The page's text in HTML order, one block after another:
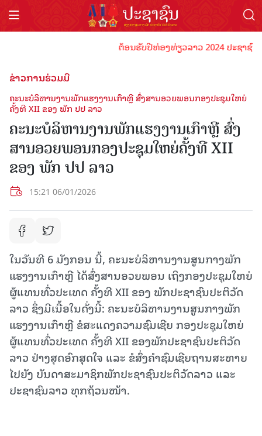
ຕ້ອນຮັບປີທ່ອງທ່ຽວລາວ 2024 ປະຊາຊົ
ຂ່າວການຮ່ວມມື
ຄະນະບໍລິຫານງານພັກແຮງງານເກົາຫຼີ ສົ່ງສານອວຍພອນກອງປະຊຸມໃຫຍ່
ຄັ້ງທີ XII ຂອງ ພັກ ປປ ລາວ
ຄະນະບໍລິຫານງານພັກແຮງງານເກົາຫຼີ ສົ່ງ
ສານອວຍພອນກອງປະຊຸມໃຫຍ່ຄັ້ງທີ XII
ຂອງ ພັກ ປປ ລາວ
15:21 06/01/2026
ໃນວັນທີ 6 ມັງກອນ ນີ້, ຄະນະບໍລິຫານງານສູນກາງພັກ
ແຮງງານເກົາຫຼີ ໄດ້ສົ່ງສານອວຍພອນ ເຖິງກອງປະຊຸມໃຫຍ່
ຜູ້ແທນທົ່ວປະເທດ ຄັ້ງທີ XII ຂອງ ພັກປະຊາຊົນປະຕິວັດ
ລາວ ຊຶ່ງມີເນື້ອໃນດັ່ງນີ້: ຄະນະບໍລິຫານງານສູນກາງພັກ
ແຮງງານເກົາຫຼີ ຂໍສະແດງຄວາມຊົມເຊີຍ ກອງປະຊຸມໃຫຍ່
ຜູ້ແທນທົ່ວປະເທດ ຄັ້ງທີ XII ຂອງພັກປະຊາຊົນປະຕິວັດ
ລາວ ຢ່າງສຸດອົກສຸດໃຈ ແລະ ຂໍສົ່ງຄໍາຊົມເຊີຍຖານສະຫາຍ
ໄປຍັງ ບັນດາສະມາຊິກພັກປະຊາຊົນປະຕິວັດລາວ ແລະ
ປະຊາຊົນລາວ ທຸກຖ້ວນໜ້າ.